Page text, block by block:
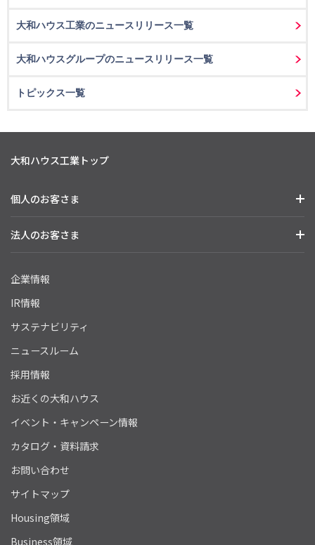
大和ハウス工業のニュースリリース一覧
大和ハウスグループのニュースリリース一覧
トピックス一覧
大和ハウス工業トップ
個人のお客さま
法人のお客さま
企業情報
IR情報
サステナビリティ
ニュースルーム
採用情報
お近くの大和ハウス
イベント・キャンペーン情報
カタログ・資料請求
お問い合わせ
サイトマップ
Housing領域
Business領域